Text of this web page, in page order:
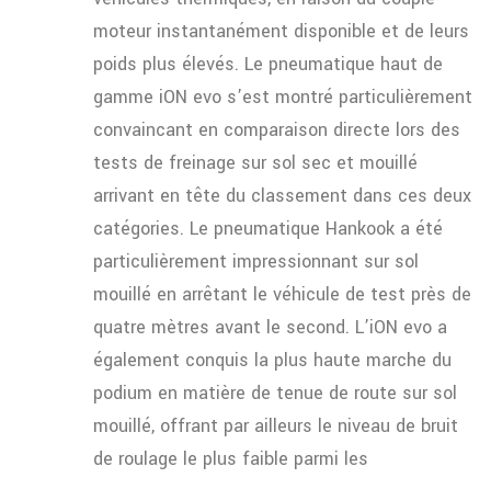
moteur instantanément disponible et de leurs
poids plus élevés. Le pneumatique haut de
gamme iON evo s’est montré particulièrement
convaincant en comparaison directe lors des
tests de freinage sur sol sec et mouillé
arrivant en tête du classement dans ces deux
catégories. Le pneumatique Hankook a été
particulièrement impressionnant sur sol
mouillé en arrêtant le véhicule de test près de
quatre mètres avant le second. L’iON evo a
également conquis la plus haute marche du
podium en matière de tenue de route sur sol
mouillé, offrant par ailleurs le niveau de bruit
de roulage le plus faible parmi les